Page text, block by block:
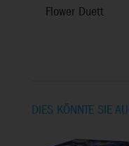
Flower Duett
DIES KÖNNTE SIE